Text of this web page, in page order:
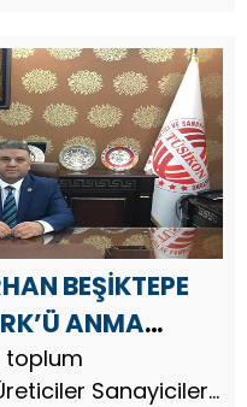
BEŞİKTEPE
ANMA
toplum
Sanayiciler